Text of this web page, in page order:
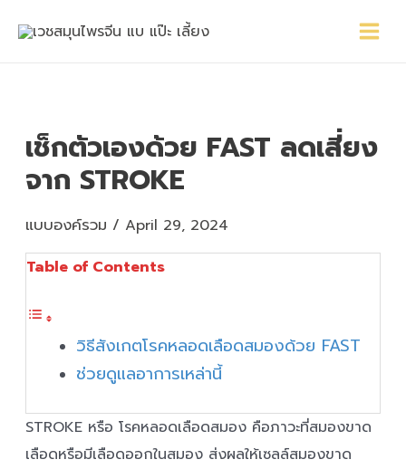
Menu
เช็กตัวเองด้วย FAST ลดเสี่ยง
จาก STROKE
แบบองค์รวม / April 29, 2024
Table of Contents
วิธีสังเกตโรคหลอดเลือดสมองด้วย FAST
ช่วยดูแลอาการเหล่านี้
STROKE หรือ โรคหลอดเลือดสมอง คือภาวะที่สมองขาด
เลือดหรือมีเลือดออกในสมอง ส่งผลให้เซลล์สมองขาด
navigation